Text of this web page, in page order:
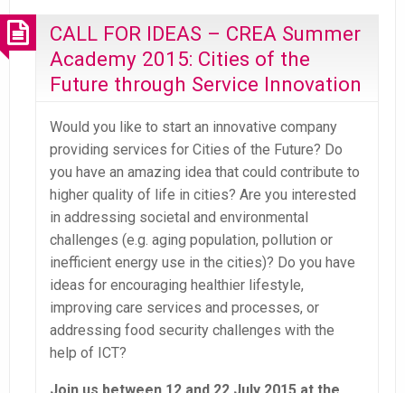
CALL FOR IDEAS – CREA Summer
Academy 2015: Cities of the
Future through Service Innovation
Would you like to start an innovative company
providing services for Cities of the Future? Do
you have an amazing idea that could contribute to
higher quality of life in cities? Are you interested
in addressing societal and environmental
challenges (e.g. aging population, pollution or
inefficient energy use in the cities)? Do you have
ideas for encouraging healthier lifestyle,
improving care services and processes, or
addressing food security challenges with the
help of ICT?